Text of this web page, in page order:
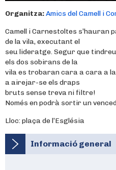
Organitza:Amics del Camell i
Camell i Carnestoltes
de la vila, executant el
seu lideratge. Segur que
els dos sobirans de la
vila es trobaran cara a cara a
a airejar-se els draps
bruts sense treva ni filtre!
Només en podrà sortir un
Lloc: plaça de l’Església
Informació general